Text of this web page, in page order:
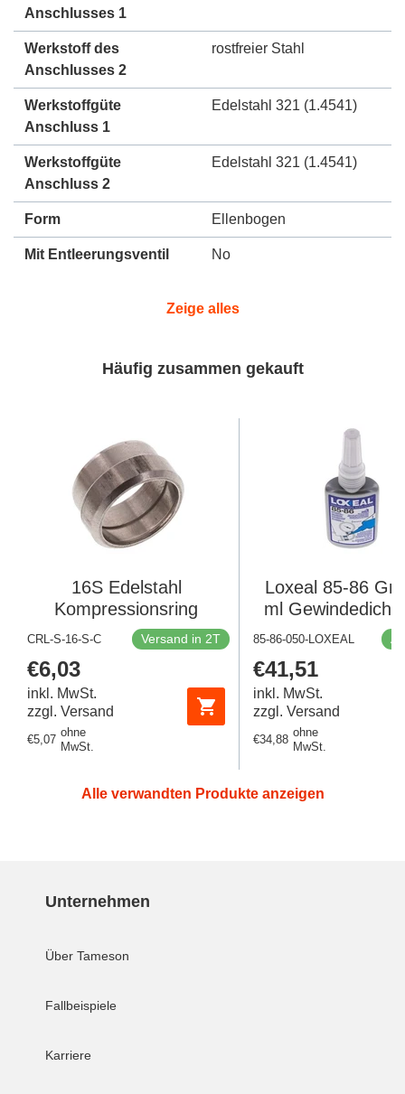
Anschlusses 1
Werkstoff des
Anschlusses 2
rostfreier Stahl
Werkstoffgüte
Anschluss 1
Edelstahl 321 (1.4541)
Werkstoffgüte
Anschluss 2
Edelstahl 321 (1.4541)
Form Ellenbogen
Mit Entleerungsventil No
Zeige alles
Häufig zusammen gekauft
16S Edelstahl
Kompressionsring
CRL-S-16-S-C Versand in 2T
Regulärer
Preis
€6,03
inkl. MwSt.
zzgl. Versand
Regulärer
€5,07
ohne
MwSt.
Loxeal 85-86
ml
85-86-050-LOXEAL
Regulärer
Preis
€41,51
inkl. MwSt.
zzgl. Versand
Regulärer
€34,88
ohne
MwSt.
Alle verwandten Produkte anzeigen
Unternehmen
Über Tameson
Fallbeispiele
Karriere